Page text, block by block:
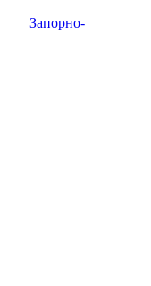
Запорно-